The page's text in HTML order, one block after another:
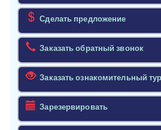
Сделать предложение
Заказать обратный звонок
Заказать ознакомительный тур
Зарезервировать